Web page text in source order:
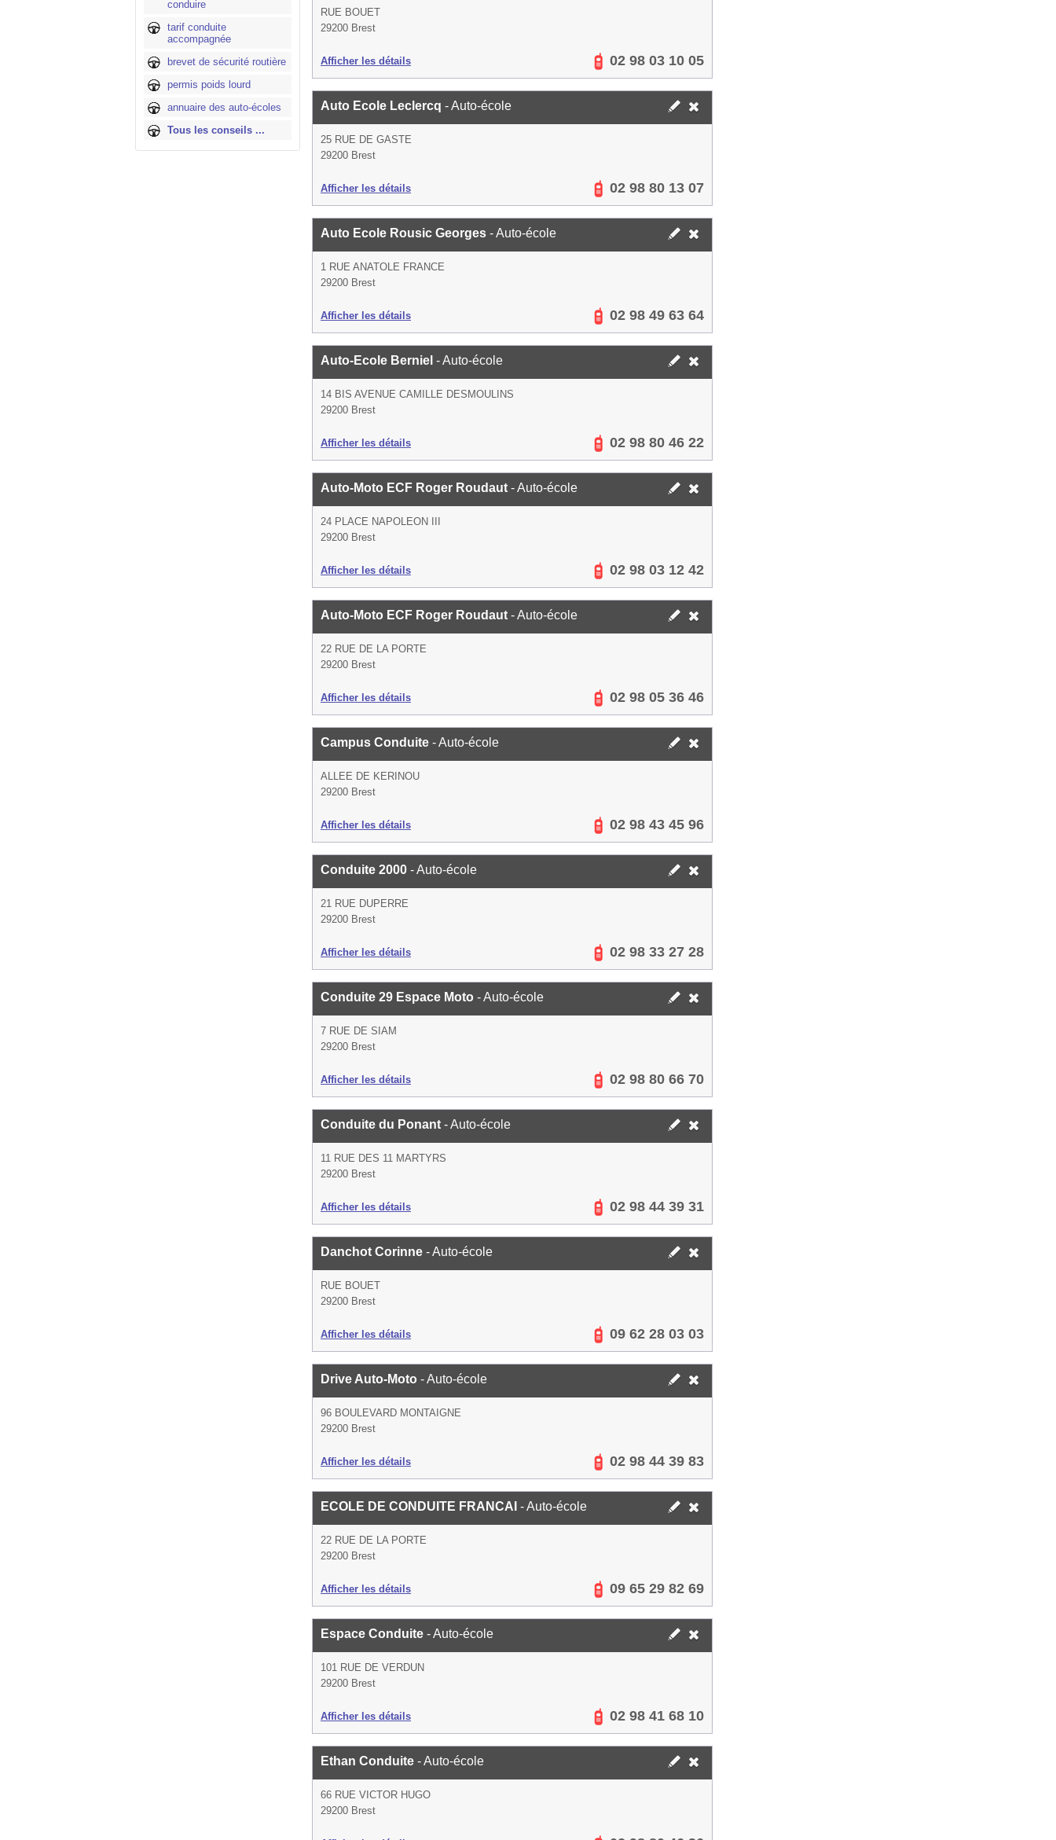
conduire
tarif conduite
accompagnée
brevet de sécurité routière
permis poids lourd
annuaire des auto-écoles
Tous les conseils ...
RUE BOUET
29200 Brest
Afficher les détails 02 98 03 10 05
Auto Ecole Leclercq - Auto-école
25 RUE DE GASTE
29200 Brest
Afficher les détails 02 98 80 13 07
Auto Ecole Rousic Georges - Auto-école
1 RUE ANATOLE FRANCE
29200 Brest
Afficher les détails 02 98 49 63 64
Auto-Ecole Berniel - Auto-école
14 BIS AVENUE CAMILLE DESMOULINS
29200 Brest
Afficher les détails 02 98 80 46 22
Auto-Moto ECF Roger Roudaut - Auto-école
24 PLACE NAPOLEON III
29200 Brest
Afficher les détails 02 98 03 12 42
Auto-Moto ECF Roger Roudaut - Auto-école
22 RUE DE LA PORTE
29200 Brest
Afficher les détails 02 98 05 36 46
Campus Conduite - Auto-école
ALLEE DE KERINOU
29200 Brest
Afficher les détails 02 98 43 45 96
Conduite 2000 - Auto-école
21 RUE DUPERRE
29200 Brest
Afficher les détails 02 98 33 27 28
Conduite 29 Espace Moto - Auto-école
7 RUE DE SIAM
29200 Brest
Afficher les détails 02 98 80 66 70
Conduite du Ponant - Auto-école
11 RUE DES 11 MARTYRS
29200 Brest
Afficher les détails 02 98 44 39 31
Danchot Corinne - Auto-école
RUE BOUET
29200 Brest
Afficher les détails 09 62 28 03 03
Drive Auto-Moto - Auto-école
96 BOULEVARD MONTAIGNE
29200 Brest
Afficher les détails 02 98 44 39 83
ECOLE DE CONDUITE FRANCAI - Auto-école
22 RUE DE LA PORTE
29200 Brest
Afficher les détails 09 65 29 82 69
Espace Conduite - Auto-école
101 RUE DE VERDUN
29200 Brest
Afficher les détails 02 98 41 68 10
Ethan Conduite - Auto-école
66 RUE VICTOR HUGO
29200 Brest